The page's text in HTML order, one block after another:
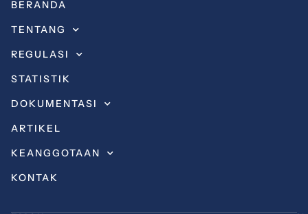
BERANDA
TENTANG
REGULASI
STATISTIK
DOKUMENTASI
ARTIKEL
KEANGGOTAAN
KONTAK